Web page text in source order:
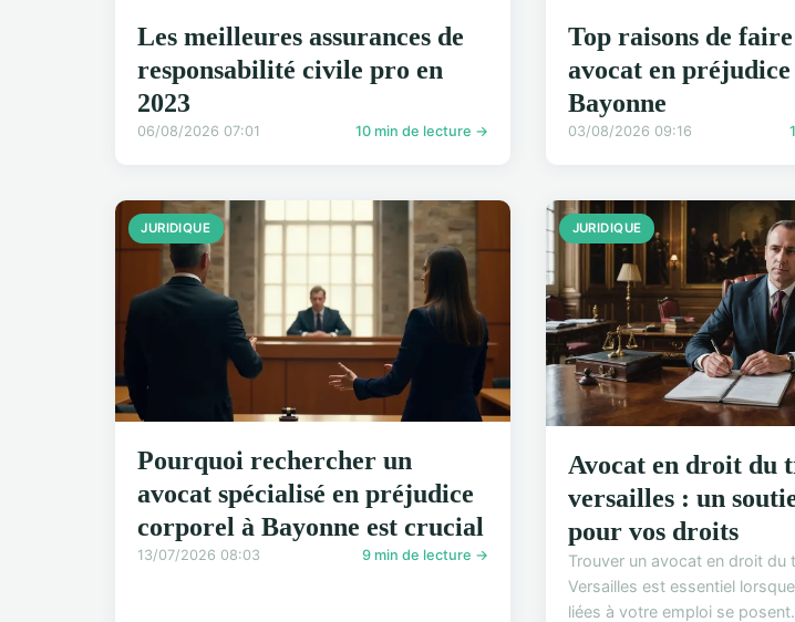
Les meilleures assurances de
responsabilité civile pro en
2023
06/08/2026 07:01 10 min de lecture →
Top raisons de
avocat en
Bayonne
03/08/2026 09:16
JURIDIQUE
Pourquoi rechercher un
avocat spécialisé en préjudice
corporel à Bayonne est crucial
13/07/2026 08:03 9 min de lecture →
JURIDIQUE
Avocat en droit du
versailles : un
pour vos droits
Trouver un avocat en droit du
Versailles est essentiel
liées à votre emploi se